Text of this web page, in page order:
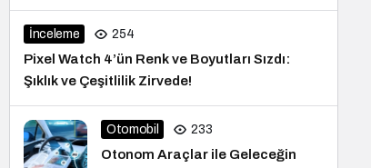
İnceleme 254
Pixel Watch 4’ün Renk ve Boyutları Sızdı:
Şıklık ve Çeşitlilik Zirvede!
Otomobil 233
Otonom Araçlar ile Geleceğin